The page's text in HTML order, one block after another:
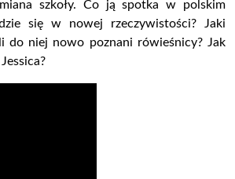
szkoły. Co ją spotka w polskim
się w nowej rzeczywistości? Jaki
do niej nowo poznani rówieśnicy? Jak